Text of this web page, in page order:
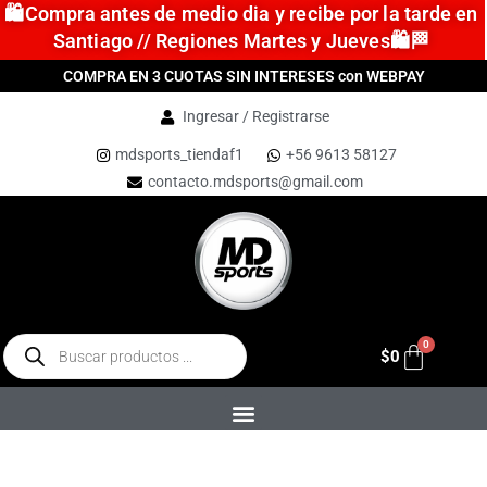
🛍️Compra antes de medio dia y recibe por la tarde en
Santiago // Regiones Martes y Jueves🛍️🏁
COMPRA EN 3 CUOTAS SIN INTERESES con WEBPAY
Ingresar / Registrarse
mdsports_tiendaf1
+56 9613 58127
contacto.mdsports@gmail.com
$0